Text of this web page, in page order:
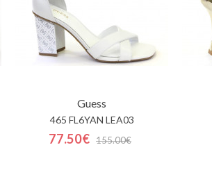
Guess
465 FL6YAN LEA03
77.50€ 155.00€